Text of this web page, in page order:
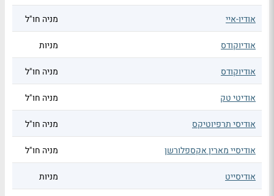
אודיו-איי מניה חו"ל
אודיוקודס מניות
אודיוקודס מניה חו"ל
אודיטי טק מניה חו"ל
אודיסי תרפיוטיקס מניה חו"ל
אודיסיי מארין אקספלורשן מניה חו"ל
אודיסייט מניות